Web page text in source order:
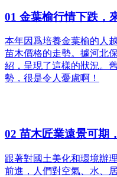
01 金葉榆行情下跌，
本年因爲培養金葉榆的人
苗木價格的走勢。據河北
紹，呈現了這樣的狀況。
勢，很是令人憂慮啊！
02 苗木匠業遠景可期
跟著對國土美化和環境辦
前進，人們對空氣、水、